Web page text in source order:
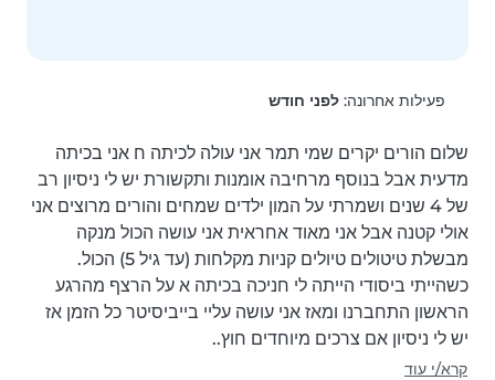
פעילות אחרונה:לפני חודש
יש לי ניסיון אם צרכים מיוחדים חוץ..
קרא/י עוד